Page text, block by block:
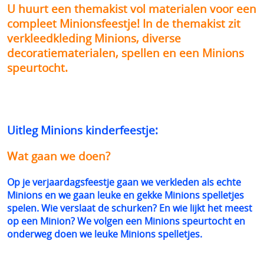
U huurt een themakist vol materialen voor een
compleet Minionsfeestje! In de themakist zit
verkleedkleding Minions, diverse
decoratiematerialen, spellen en een Minions
speurtocht.
Uitleg Minions kinderfeestje:
Wat gaan we doen?
Op je verjaardagsfeestje gaan we verkleden als echte
Minions en we gaan leuke en gekke Minions spelletjes
spelen. Wie verslaat de schurken? En wie lijkt het meest
op een Minion? We volgen een Minions speurtocht en
onderweg doen we leuke Minions spelletjes.